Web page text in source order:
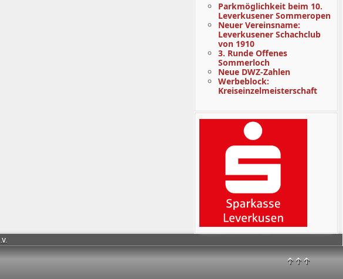
↑↑↑
Parkmöglichkeit beim 10.
Leverkusener Sommeropen
Neuer Vereinsname:
Leverkusener Schachclub
von 1910
3. Runde Offenes
Sommerloch
Neue DWZ-Zahlen
Werbeblock:
Kreiseinzelmeisterschaft